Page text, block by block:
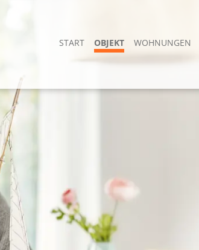
START OBJEKT WOHNUNGEN